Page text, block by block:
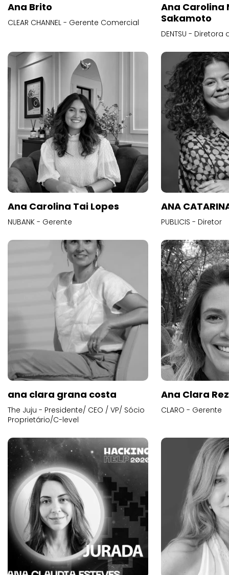
Ana Brito
CLEAR CHANNEL - Gerente Comercial
Ana Carolina
Sakamoto
DENTSU -
Ana Carolina Tai Lopes
NUBANK - Gerente
ANA
PUBLICIS - Diretor
ana clara grana costa
The Juju - Presidente/ CEO / VP/ Sócio
Proprietário/C-level
Ana Clara
CLARO - Gerente